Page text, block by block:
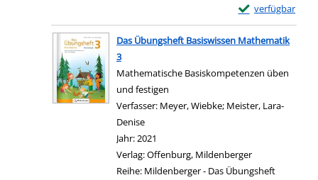
verfügbar
Exemplar-Details
Zum Download
Das Übungsheft Basiswissen Mathematik
3
Mathematische Basiskompetenzen üben
und festigen
Verfasser: Meyer, Wiebke; Meister, Lara-
Denise
Jahr:2021
Verlag:Offenburg, Mildenberger
Reihe: Mildenberger - Das Übungsheft